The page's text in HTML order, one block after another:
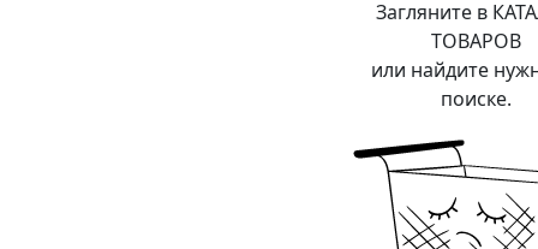
Загляните в
ТОВАРОВ
или найдите
поиске.